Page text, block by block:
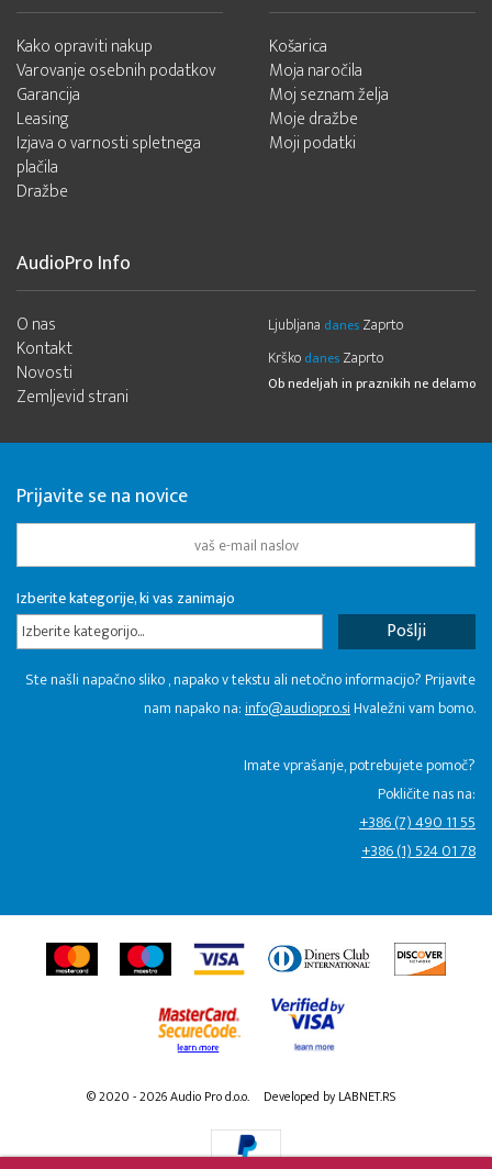
Kako opraviti nakup
Varovanje osebnih podatkov
Garancija
Leasing
Izjava o varnosti spletnega
plačila
Dražbe
Košarica
Moja naročila
Moj seznam želja
Moje dražbe
Moji podatki
AudioPro Info
O nas
Kontakt
Novosti
Zemljevid strani
Ljubljana danes Zaprto
Krško danes Zaprto
Ob nedeljah in praznikih ne delamo
Prijavite se na novice
Izberite kategorije, ki vas zanimajo
Izberite kategorijo...
Ste našli napačno sliko , napako v tekstu ali netočno informacijo? Prijavite
nam napako na:info@audiopro.siHvaležni vam bomo.
Imate vprašanje, potrebujete pomoč?
Pokličite nas na:
+386 (7) 490 11 55
+386 (1) 524 01 78
© 2020 - 2026 Audio Pro d.o.o. Developed by LABNET.RS